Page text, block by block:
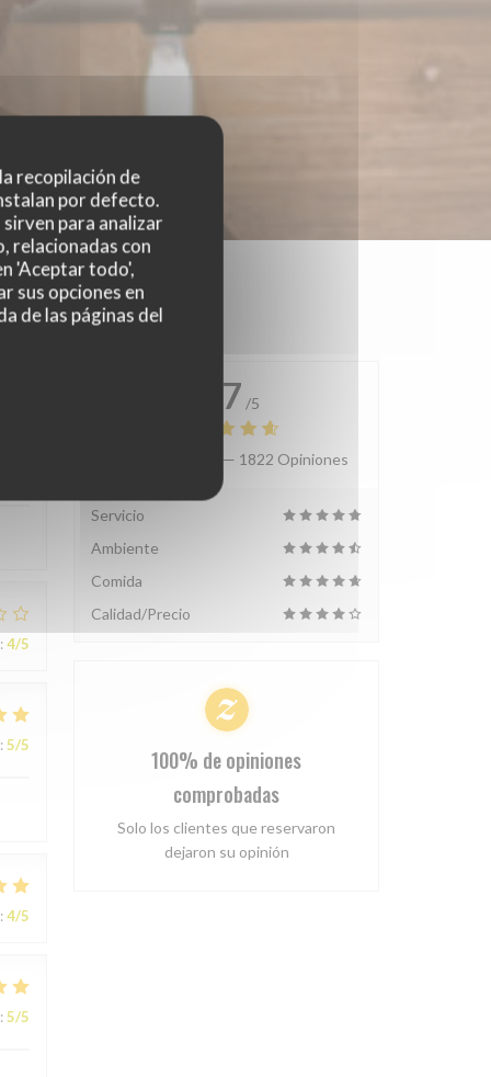
recopilación de
por defecto.
para analizar
relacionadas con
'Aceptar todo',
sus opciones en
de las páginas del
: 4/5
: 5/5
: 4/5
: 5/5
4.7 /5
Valoración media — 1822 Opiniones
Servicio
Ambiente
Comida
Calidad/Precio
100% de opiniones
comprobadas
Solo los clientes que reservaron
dejaron su opinión